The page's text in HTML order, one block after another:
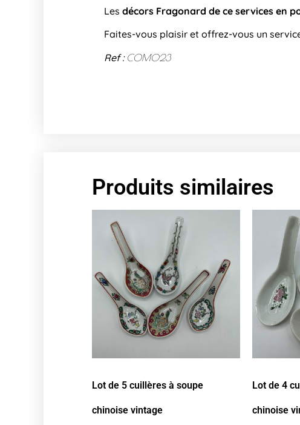
Les décors Fragonard de ce services en
Faites-vous plaisir et offrez-vous un
Ref : COM023
Produits similaires
Lot de 5 cuillères à soupe
chinoise vintage
Lot de 4
chinoise